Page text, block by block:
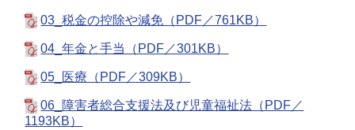
03_税金の控除や減免（PDF／761KB）
04_年金と手当（PDF／301KB）
05_医療（PDF／309KB）
06_障害者総合支援法及び児童福祉法（PDF／
1193KB）